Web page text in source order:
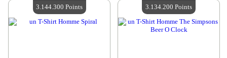
3.144.300 Points 3.134.200 Points